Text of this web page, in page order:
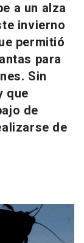
a un alza
invierno
permitió
para
Sin
que
de
de